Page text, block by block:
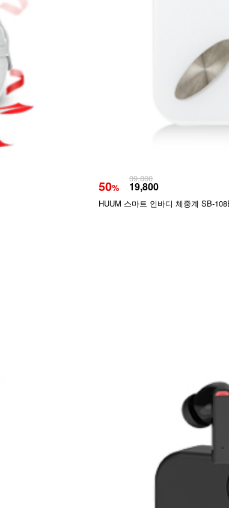
50%
39,800
19,800
HUUM 스마트 인바디 체중계 SB-